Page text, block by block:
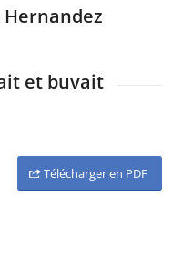
et buvait
Télécharger en PDF